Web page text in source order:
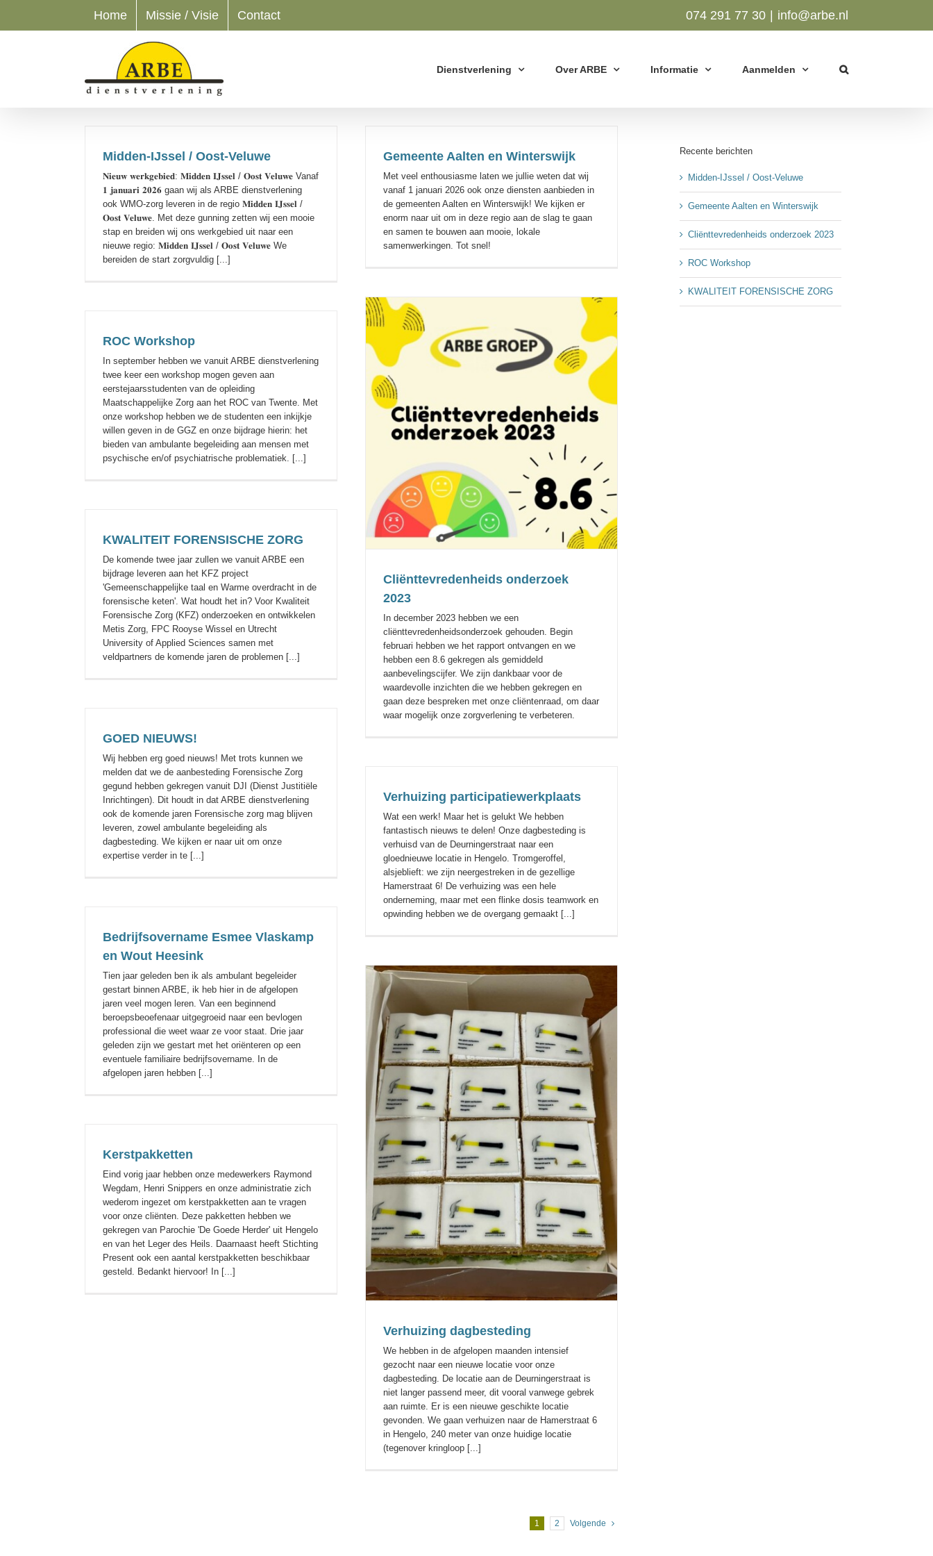
inhoud
Home Missie / Visie Contact 074 291 77 30 info@arbe.nl
Dienstverlening Over ARBE Informatie Aanmelden
Midden-IJssel / Oost-Veluwe
𝐍𝐢𝐞𝐮𝐰 𝐰𝐞𝐫𝐤𝐠𝐞𝐛𝐢𝐞𝐝: 𝐌𝐢𝐝𝐝𝐞𝐧 𝐈𝐉𝐬𝐬𝐞𝐥 / 𝐎𝐨𝐬𝐭 𝐕𝐞𝐥𝐮𝐰𝐞 Vanaf
𝟏 𝐣𝐚𝐧𝐮𝐚𝐫𝐢 𝟐𝟎𝟐𝟔 gaan wij als ARBE dienstverlening
ook WMO-zorg leveren in de regio 𝐌𝐢𝐝𝐝𝐞𝐧 𝐈𝐉𝐬𝐬𝐞𝐥 /
𝐎𝐨𝐬𝐭 𝐕𝐞𝐥𝐮𝐰𝐞. Met deze gunning zetten wij een mooie
stap en breiden wij ons werkgebied uit naar een
nieuwe regio: 𝐌𝐢𝐝𝐝𝐞𝐧 𝐈𝐉𝐬𝐬𝐞𝐥 / 𝐎𝐨𝐬𝐭 𝐕𝐞𝐥𝐮𝐰𝐞 We
bereiden de start zorgvuldig [...]
Gemeente Aalten en Winterswijk
Met veel enthousiasme laten we jullie weten dat wij
vanaf 1 januari 2026 ook onze diensten aanbieden in
de gemeenten Aalten en Winterswijk! We kijken er
enorm naar uit om in deze regio aan de slag te gaan
en samen te bouwen aan mooie, lokale
samenwerkingen. Tot snel!
Cliënttevredenheids onderzoek 2023
test
Cliënttevredenheids onderzoek
2023
In december 2023 hebben we een
cliënttevredenheidsonderzoek gehouden. Begin
februari hebben we het rapport ontvangen en we
hebben een 8.6 gekregen als gemiddeld
aanbevelingscijfer. We zijn dankbaar voor de
waardevolle inzichten die we hebben gekregen en
gaan deze bespreken met onze cliëntenraad, om daar
waar mogelijk onze zorgverlening te verbeteren.
ROC Workshop
In september hebben we vanuit ARBE dienstverlening
twee keer een workshop mogen geven aan
eerstejaarsstudenten van de opleiding
Maatschappelijke Zorg aan het ROC van Twente. Met
onze workshop hebben we de studenten een inkijkje
willen geven in de GGZ en onze bijdrage hierin: het
bieden van ambulante begeleiding aan mensen met
psychische en/of psychiatrische problematiek. [...]
KWALITEIT FORENSISCHE ZORG
De komende twee jaar zullen we vanuit ARBE een
bijdrage leveren aan het KFZ project
'Gemeenschappelijke taal en Warme overdracht in de
forensische keten'. Wat houdt het in? Voor Kwaliteit
Forensische Zorg (KFZ) onderzoeken en ontwikkelen
Metis Zorg, FPC Rooyse Wissel en Utrecht
University of Applied Sciences samen met
veldpartners de komende jaren de problemen [...]
GOED NIEUWS!
Wij hebben erg goed nieuws! Met trots kunnen we
melden dat we de aanbesteding Forensische Zorg
gegund hebben gekregen vanuit DJI (Dienst Justitiële
Inrichtingen). Dit houdt in dat ARBE dienstverlening
ook de komende jaren Forensische zorg mag blijven
leveren, zowel ambulante begeleiding als
dagbesteding. We kijken er naar uit om onze
expertise verder in te [...]
Verhuizing participatiewerkplaats
Wat een werk! Maar het is gelukt We hebben
fantastisch nieuws te delen! Onze dagbesteding is
verhuisd van de Deurningerstraat naar een
gloednieuwe locatie in Hengelo. Tromgeroffel,
alsjeblieft: we zijn neergestreken in de gezellige
Hamerstraat 6! De verhuizing was een hele
onderneming, maar met een flinke dosis teamwork en
opwinding hebben we de overgang gemaakt [...]
Bedrijfsovername Esmee Vlaskamp
en Wout Heesink
Tien jaar geleden ben ik als ambulant begeleider
gestart binnen ARBE, ik heb hier in de afgelopen
jaren veel mogen leren. Van een beginnend
beroepsbeoefenaar uitgegroeid naar een bevlogen
professional die weet waar ze voor staat. Drie jaar
geleden zijn we gestart met het oriënteren op een
eventuele familiaire bedrijfsovername. In de
afgelopen jaren hebben [...]
Verhuizing dagbesteding
We hebben in de afgelopen maanden intensief
gezocht naar een nieuwe locatie voor onze
dagbesteding. De locatie aan de Deurningerstraat is
niet langer passend meer, dit vooral vanwege gebrek
aan ruimte. Er is een nieuwe geschikte locatie
gevonden. We gaan verhuizen naar de Hamerstraat 6
in Hengelo, 240 meter van onze huidige locatie
(tegenover kringloop [...]
Kerstpakketten
Eind vorig jaar hebben onze medewerkers Raymond
Wegdam, Henri Snippers en onze administratie zich
wederom ingezet om kerstpakketten aan te vragen
voor onze cliënten. Deze pakketten hebben we
gekregen van Parochie 'De Goede Herder' uit Hengelo
en van het Leger des Heils. Daarnaast heeft Stichting
Present ook een aantal kerstpakketten beschikbaar
gesteld. Bedankt hiervoor! In [...]
1 2 Volgende
Recente berichten
Midden-IJssel / Oost-Veluwe
Gemeente Aalten en Winterswijk
Cliënttevredenheids onderzoek 2023
ROC Workshop
KWALITEIT FORENSISCHE ZORG